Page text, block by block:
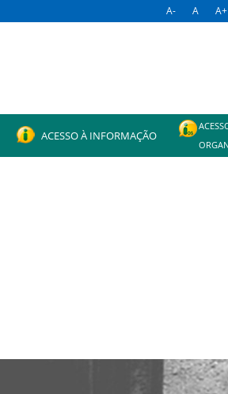
A- A A+
ACESSO À INFORMAÇÃO